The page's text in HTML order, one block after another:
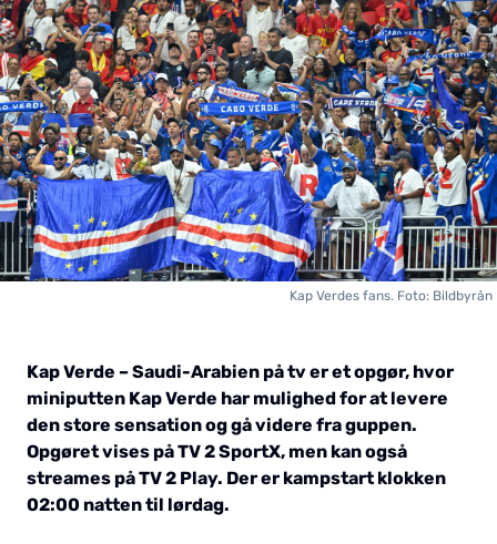
Kap Verdes fans. Foto: Bildbyrån
Kap Verde – Saudi-Arabien på tv er et opgør, hvor
miniputten Kap Verde har mulighed for at levere
den store sensation og gå videre fra guppen.
Opgøret vises på TV 2 SportX, men kan også
streames på TV 2 Play. Der er kampstart klokken
02:00 natten til lørdag.